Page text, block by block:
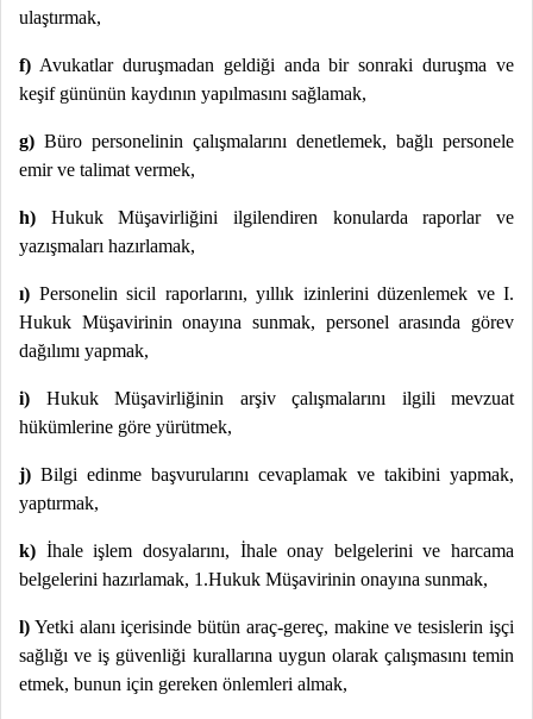
ulaştırmak,
f) Avukatlar duruşmadan geldiği anda bir sonraki duruşma ve
keşif gününün kaydının yapılmasını sağlamak,
g) Büro personelinin çalışmalarını denetlemek, bağlı personele
emir ve talimat vermek,
h) Hukuk Müşavirliğini ilgilendiren konularda raporlar ve
yazışmaları hazırlamak,
ı) Personelin sicil raporlarını, yıllık izinlerini düzenlemek ve I.
Hukuk Müşavirinin onayına sunmak, personel arasında görev
dağılımı yapmak,
i) Hukuk Müşavirliğinin arşiv çalışmalarını ilgili mevzuat
hükümlerine göre yürütmek,
j) Bilgi edinme başvurularını cevaplamak ve takibini yapmak,
yaptırmak,
k) İhale işlem dosyalarını, İhale onay belgelerini ve harcama
belgelerini hazırlamak, 1.Hukuk Müşavirinin onayına sunmak,
l) Yetki alanı içerisinde bütün araç-gereç, makine ve tesislerin işçi
sağlığı ve iş güvenliği kurallarına uygun olarak çalışmasını temin
etmek, bunun için gereken önlemleri almak,